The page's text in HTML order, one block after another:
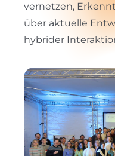
vernetzen,
über aktuelle
hybrider